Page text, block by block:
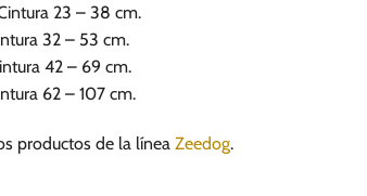
23 – 38 cm.
32 – 53 cm.
42 – 69 cm.
62 – 107 cm.
productos de la línea Zeedog.